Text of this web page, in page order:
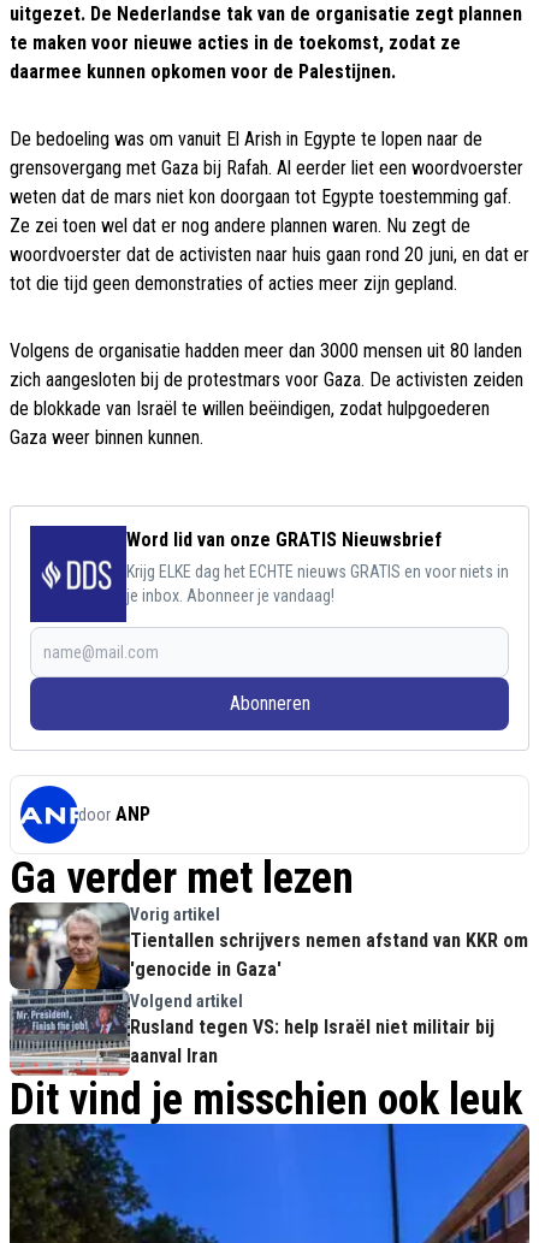
uitgezet. De Nederlandse tak van de organisatie zegt plannen
te maken voor nieuwe acties in de toekomst, zodat ze
daarmee kunnen opkomen voor de Palestijnen.
De bedoeling was om vanuit El Arish in Egypte te lopen naar de
grensovergang met Gaza bij Rafah. Al eerder liet een woordvoerster
weten dat de mars niet kon doorgaan tot Egypte toestemming gaf.
Ze zei toen wel dat er nog andere plannen waren. Nu zegt de
woordvoerster dat de activisten naar huis gaan rond 20 juni, en dat er
tot die tijd geen demonstraties of acties meer zijn gepland.
Volgens de organisatie hadden meer dan 3000 mensen uit 80 landen
zich aangesloten bij de protestmars voor Gaza. De activisten zeiden
de blokkade van Israël te willen beëindigen, zodat hulpgoederen
Gaza weer binnen kunnen.
Word lid van onze GRATIS Nieuwsbrief
Krijg ELKE dag het ECHTE nieuws GRATIS en voor niets in
je inbox. Abonneer je vandaag!
Abonneren
door ANP
Ga verder met lezen
Vorig artikel
Tientallen schrijvers nemen afstand van KKR om
'genocide in Gaza'
Volgend artikel
Rusland tegen VS: help Israël niet militair bij
aanval Iran
Dit vind je misschien ook leuk